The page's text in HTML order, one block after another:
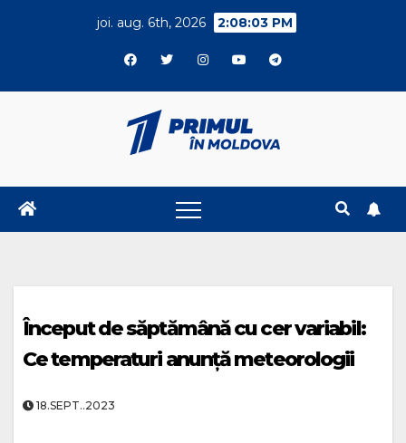
joi. aug. 6th, 2026 2:08:03 PM
Început de săptămână cu cer variabil:
Ce temperaturi anunță meteorologii
18.SEPT..2023